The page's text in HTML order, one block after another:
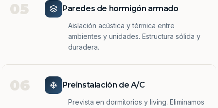
05 Paredes de hormigón armado
Aislación acústica y térmica entre
ambientes y unidades. Estructura sólida y
duradera.
06 Preinstalación de A/C
Prevista en dormitorios y living. Eliminamos